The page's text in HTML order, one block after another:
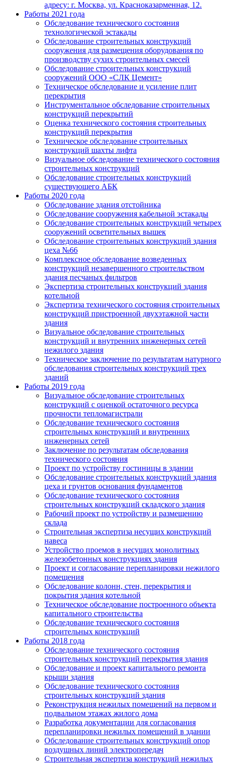
адресу: г. Москва, ул. Красноказарменная, 12.
Работы 2021 года
Обследование технического состояния
технологической эстакады
Обследование строительных конструкций
сооружения для размещения оборудования по
производству сухих строительных смесей
Обследование строительных конструкций
сооружений ООО «СЛК Цемент»
Техническое обследование и усиление плит
перекрытия
Инструментальное обследование строительных
конструкций перекрытий
Оценка технического состояния строительных
конструкций перекрытия
Техническое обследование строительных
конструкций шахты лифта
Визуальное обследование технического состояния
строительных конструкций
Обследование строительных конструкций
существующего АБК
Работы 2020 года
Обследование здания отстойника
Обследование сооружения кабельной эстакады
Обследование строительных конструкций четырех
сооружений осветительных вышек
Обследование строительных конструкций здания
цеха №66
Комплексное обследование возведенных
конструкций незавершенного строительством
здания песчаных фильтров
Экспертиза строительных конструкций здания
котельной
Экспертиза технического состояния строительных
конструкций пристроенной двухэтажной части
здания
Визуальное обследование строительных
конструкций и внутренних инженерных сетей
нежилого здания
Техническое заключение по результатам натурного
обследования строительных конструкций трех
зданий
Работы 2019 года
Визуальное обследование строительных
конструкций с оценкой остаточного ресурса
прочности тепломагистрали
Обследование технического состояния
строительных конструкций и внутренних
инженерных сетей
Заключение по результатам обследования
технического состояния
Проект по устройству гостиницы в здании
Обследование строительных конструкций здания
цеха и грунтов основания фундаментов
Обследование технического состояния
строительных конструкций складского здания
Рабочий проект по устройству и размещению
склада
Строительная экспертиза несущих конструкций
навеса
Устройство проемов в несущих монолитных
железобетонных конструкциях здания
Проект и согласование перепланировки нежилого
помещения
Обследование колонн, стен, перекрытия и
покрытия здания котельной
Техническое обследование построенного объекта
капитального строительства
Обследование технического состояния
строительных конструкций
Работы 2018 года
Обследование технического состояния
строительных конструкций перекрытия здания
Обследование и проект капитального ремонта
крыши здания
Обследование технического состояния
строительных конструкций здания
Реконструкция нежилых помещений на первом и
подвальном этажах жилого дома
Разработка документации для согласования
перепланировки нежилых помещений в здании
Обследование строительных конструкций опор
воздушных линий электропередач
Строительная экспертиза конструкций нежилых